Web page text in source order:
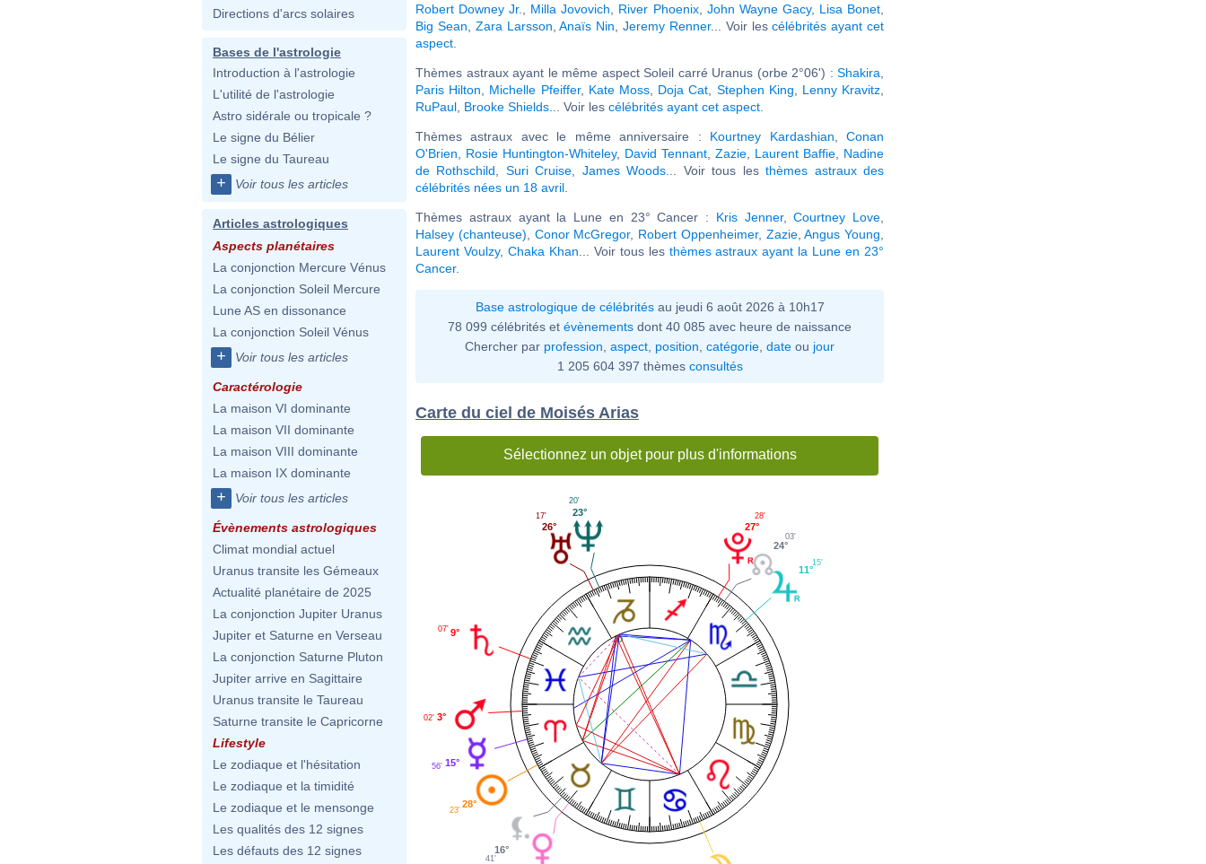
Directions d'arcs solaires
Bases de l'astrologie
Introduction à l'astrologie
L'utilité de l'astrologie
Astro sidérale ou tropicale ?
Le signe du Bélier
Le signe du Taureau
+ Voir tous les articles
Articles astrologiques
Aspects planétaires
La conjonction Mercure Vénus
La conjonction Soleil Mercure
Lune AS en dissonance
La conjonction Soleil Vénus
+ Voir tous les articles
Caractérologie
La maison VI dominante
La maison VII dominante
La maison VIII dominante
La maison IX dominante
+ Voir tous les articles
Évènements astrologiques
Climat mondial actuel
Uranus transite les Gémeaux
Actualité planétaire de 2025
La conjonction Jupiter Uranus
Jupiter et Saturne en Verseau
La conjonction Saturne Pluton
Jupiter arrive en Sagittaire
Uranus transite le Taureau
Saturne transite le Capricorne
Lifestyle
Le zodiaque et l'hésitation
Le zodiaque et la timidité
Le zodiaque et le mensonge
Les qualités des 12 signes
Les défauts des 12 signes
Robert Downey Jr.
Milla Jovovich River Phoenix, John Wayne Gacy, Lisa Bonet
Big Sean
Zara Larsson ,Anaïs Nin ,Jeremy Renner... Voir lescélébrités ayant cet
aspect
Thèmes astraux ayant le même aspect Soleil carré Uranus (orbe 2°06') : Shakira
Paris Hilton
Michelle Pfeiffer, Kate Moss, Doja Cat Stephen King Lenny Kravitz
RuPaul Brooke Shields ... Voir les célébrités ayant cet aspect
Thèmes astraux avec le même anniversaire : Kourtney Kardashian ,Conan
O'Brien
Rosie Huntington-Whiteley, David Tennant Zazie Laurent Baffie
Nadine
de Rothschild
Suri Cruise James Woods ... Voir tous lesthèmes astraux des
célébrités nées un 18 avril
Thèmes astraux ayant la Lune en 23° Cancer : Kris Jenner,Courtney Love
Halsey (chanteuse)
Conor McGregor, Robert Oppenheimer, Zazie,Angus Young
Laurent Voulzy, Chaka Khan ... Voir tous les thèmes astraux ayant la Lune en 23°
Cancer.
Base astrologique de célébritésau jeudi 6 août 2026 à 10h17
78 099 célébrités et évènements dont 40 085 avec heure de naissance
Chercher par profession aspect position catégorie date ou jour
1 205 604 397 thèmes consultés
Carte du ciel de Moisés Arias
Sélectionnez un objet pour plus d'informations
11°
15'
24°
03'
27°
28'
23°
20'
26°
17'
9°
07'
3°
02'
15°
56'
28°
23'
16°
41'